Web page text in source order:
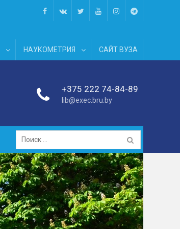
НАУКОМЕТРИЯ САЙТ ВУЗА
+375 222 74-84-89
lib@exec.bru.by
Поиск: